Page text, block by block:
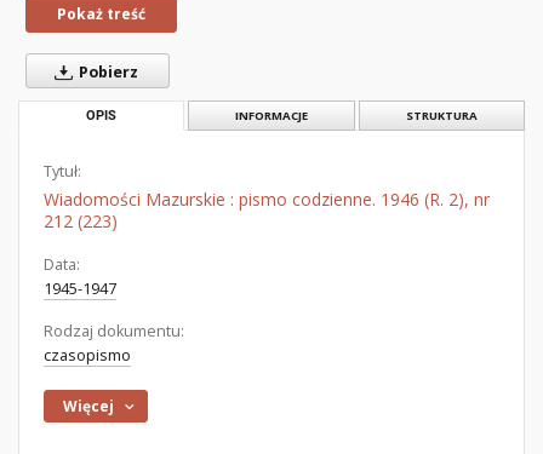
Pokaż treść
Pobierz
OPIS INFORMACJE STRUKTURA
Tytuł:
Wiadomości Mazurskie : pismo codzienne. 1946 (R. 2), nr
212 (223)
Data:
1945-1947
Rodzaj dokumentu:
czasopismo
Więcej